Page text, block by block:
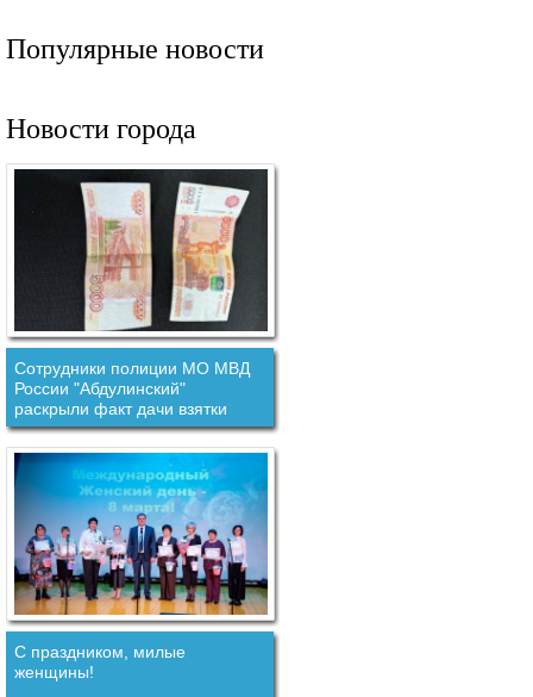
Популярные новости
Новости города
Сотрудники полиции МО МВД
России "Абдулинский"
раскрыли факт дачи взятки
должностному лицу.
С праздником, милые
женщины!